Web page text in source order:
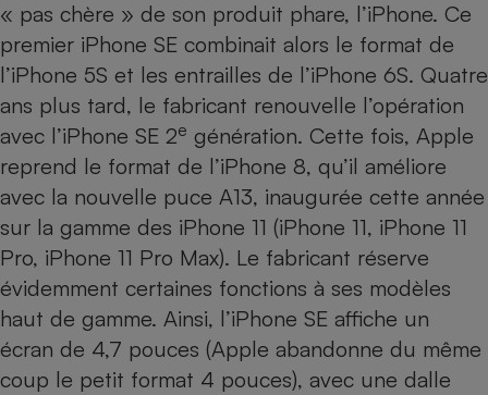
« pas chère » de son produit phare, l’iPhone. Ce
premier iPhone SE combinait alors le format de
l’iPhone 5S et les entrailles de l’iPhone 6S. Quatre
ans plus tard, le fabricant renouvelle l’opération
avec l’iPhone SE 2e génération. Cette fois, Apple
reprend le format de l’iPhone 8, qu’il améliore
avec la nouvelle puce A13, inaugurée cette année
sur la gamme des iPhone 11 (iPhone 11, iPhone 11
Pro, iPhone 11 Pro Max). Le fabricant réserve
évidemment certaines fonctions à ses modèles
haut de gamme. Ainsi, l’iPhone SE affiche un
écran de 4,7 pouces (Apple abandonne du même
coup le petit format 4 pouces), avec une dalle
Lave-linge
Plaque de cuisson à
induction
Téléphone mobile -
Smartphone
Radiateur électrique
Climatiseur -
Ventilateur